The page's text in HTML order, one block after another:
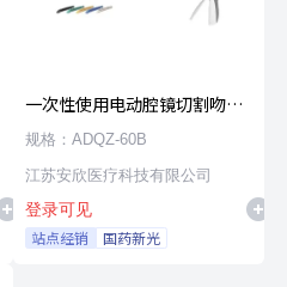
一次性使用电动腔镜切割吻合
器及组件
规格：ADQZ-60B
江苏安欣医疗科技有限公司
登录可见
站点经销 国药新光